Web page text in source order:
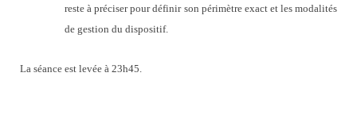
reste à préciser pour définir son périmètre exact et les modalités
de gestion du dispositif.
La séance est levée à 23h45.